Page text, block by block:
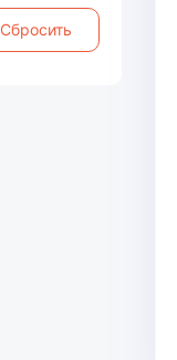
Сбросить